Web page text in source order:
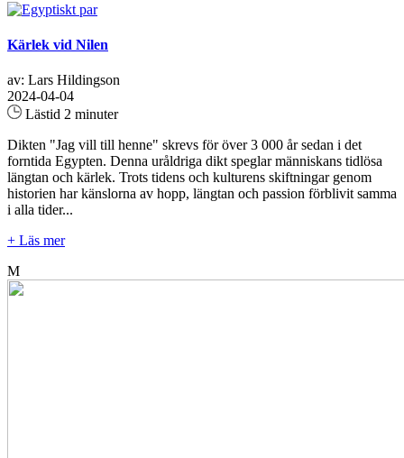
Kärlek vid Nilen
av: Lars Hildingson
2024-04-04
Lästid 2 minuter
Dikten "Jag vill till henne" skrevs för över 3 000 år sedan i det
forntida Egypten. Denna uråldriga dikt speglar människans tidlösa
längtan och kärlek. Trots tidens och kulturens skiftningar genom
historien har känslorna av hopp, längtan och passion förblivit samma
i alla tider...
+ Läs mer
M